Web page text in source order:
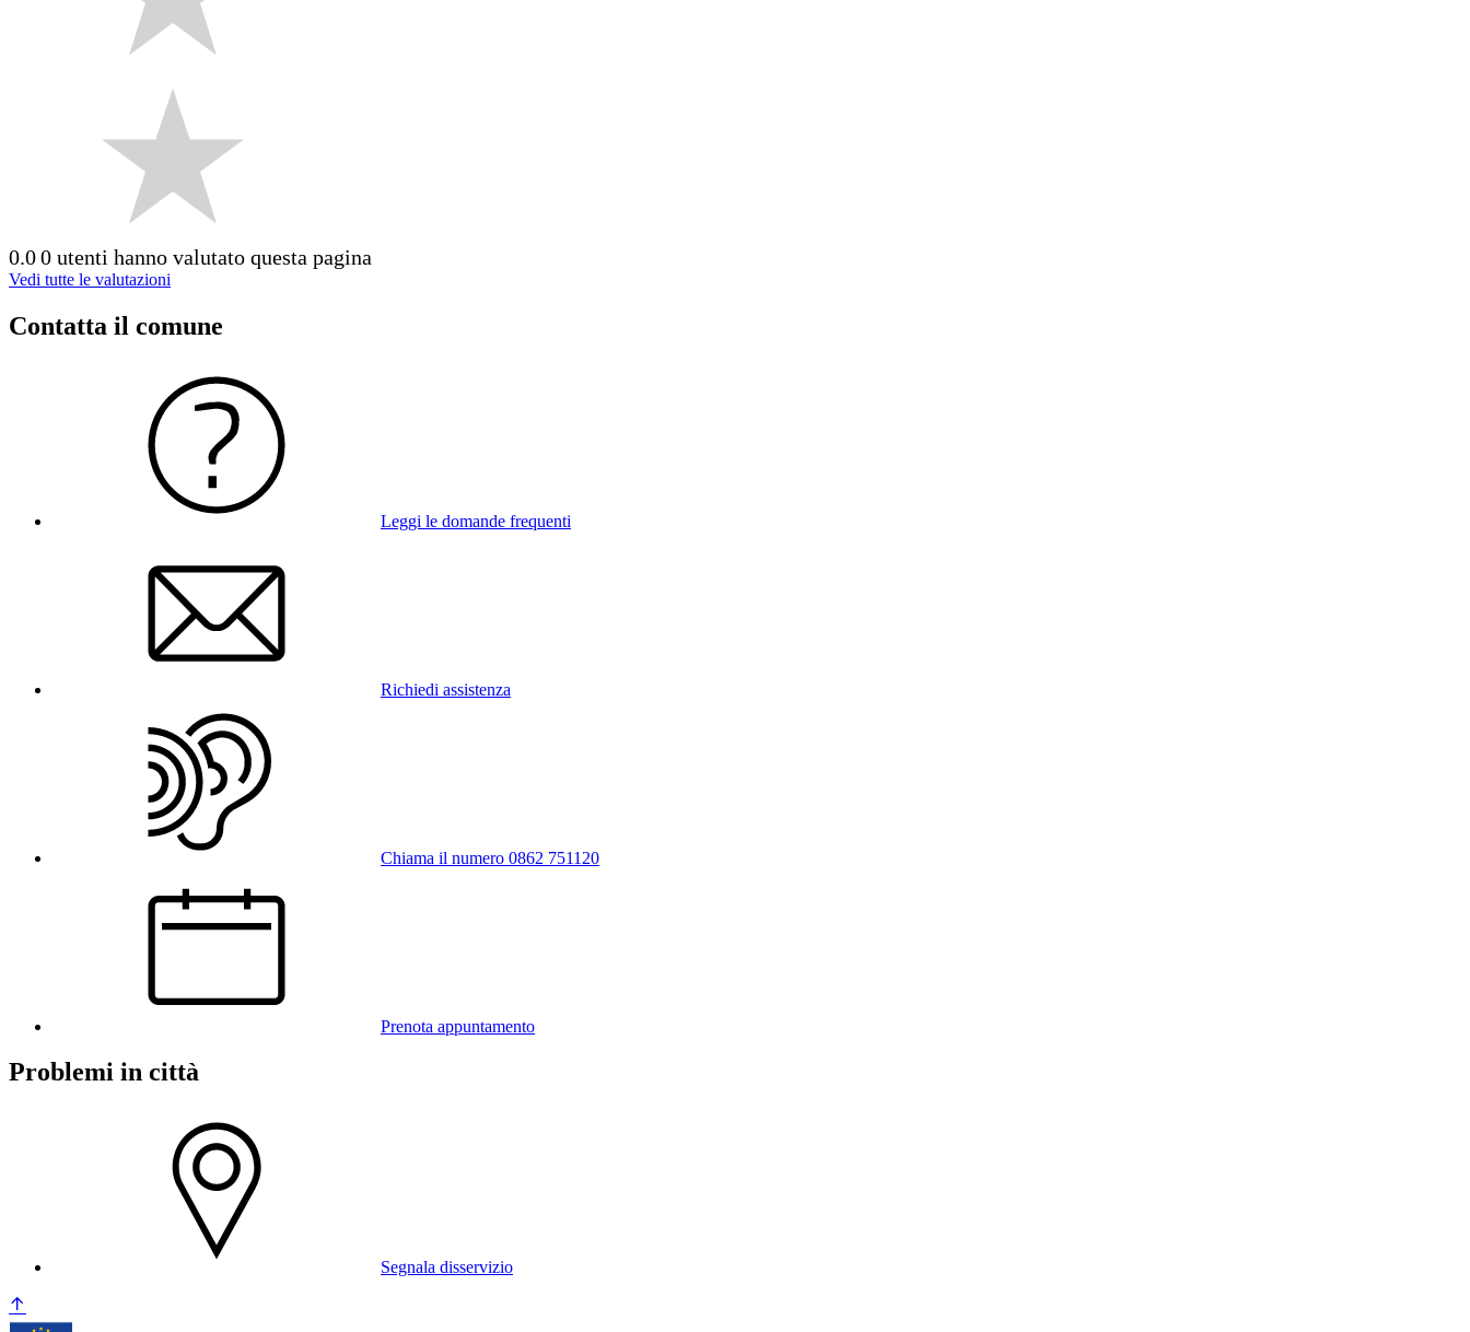
0.00 utenti hanno valutato questa pagina
Vedi tutte le valutazioni
Contatta il comune
Leggi le domande frequenti
Richiedi assistenza
Chiama il numero 0862 751120
Prenota appuntamento
Problemi in città
Segnala disservizio